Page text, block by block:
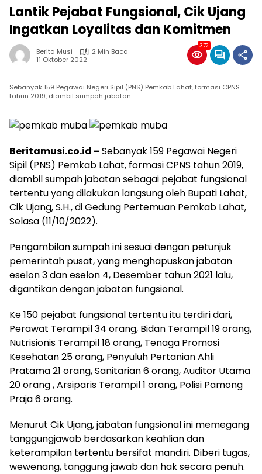
Lantik Pejabat Fungsional, Cik Ujang
Ingatkan Loyalitas dan Komitmen
Berita Musi
2 Min Baca
11 Oktober 2022
372
Sebanyak 159 Pegawai Negeri Sipil (PNS) Pemkab Lahat, formasi CPNS
tahun 2019, diambil sumpah jabatan
Beritamusi.co.id –Sebanyak 159 Pegawai Negeri
Sipil (PNS) Pemkab Lahat, formasi CPNS tahun 2019,
diambil sumpah jabatan sebagai pejabat fungsional
tertentu yang dilakukan langsung oleh Bupati Lahat,
Cik Ujang, S.H., di Gedung Pertemuan Pemkab Lahat,
Selasa (11/10/2022).
Pengambilan sumpah ini sesuai dengan petunjuk
pemerintah pusat, yang menghapuskan jabatan
eselon 3 dan eselon 4, Desember tahun 2021 lalu,
digantikan dengan jabatan fungsional.
Ke 150 pejabat fungsional tertentu itu terdiri dari,
Perawat Terampil 34 orang, Bidan Terampil 19 orang,
Nutrisionis Terampil 18 orang, Tenaga Promosi
Kesehatan 25 orang, Penyuluh Pertanian Ahli
Pratama 21 orang, Sanitarian 6 orang, Auditor Utama
20 orang , Arsiparis Terampil 1 orang, Polisi Pamong
Praja 6 orang.
Menurut Cik Ujang, jabatan fungsional ini memegang
tanggungjawab berdasarkan keahlian dan
keterampilan tertentu bersifat mandiri. Diberi tugas,
wewenang, tanggung jawab dan hak secara penuh.